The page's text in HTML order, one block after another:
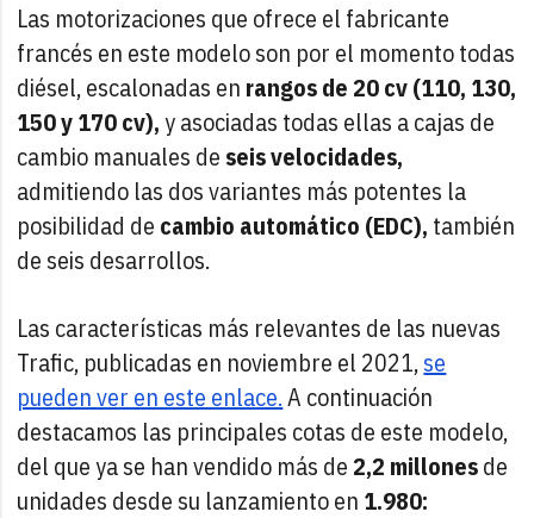
Las motorizaciones que ofrece el fabricante
francés en este modelo son por el momento todas
diésel, escalonadas en rangos de 20 cv (110, 130,
150 y 170 cv),y asociadas todas ellas a cajas de
cambio manuales de seis velocidades,
admitiendo las dos variantes más potentes la
posibilidad de cambio automático (EDC), también
de seis desarrollos.
Las características más relevantes de las nuevas
Trafic, publicadas en noviembre el 2021,se
pueden ver en este enlace.A continuación
destacamos las principales cotas de este modelo,
del que ya se han vendido más de2,2 millonesde
unidades desde su lanzamiento en 1.980: